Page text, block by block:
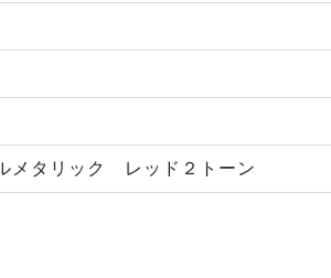
メタリック レッド２トーン